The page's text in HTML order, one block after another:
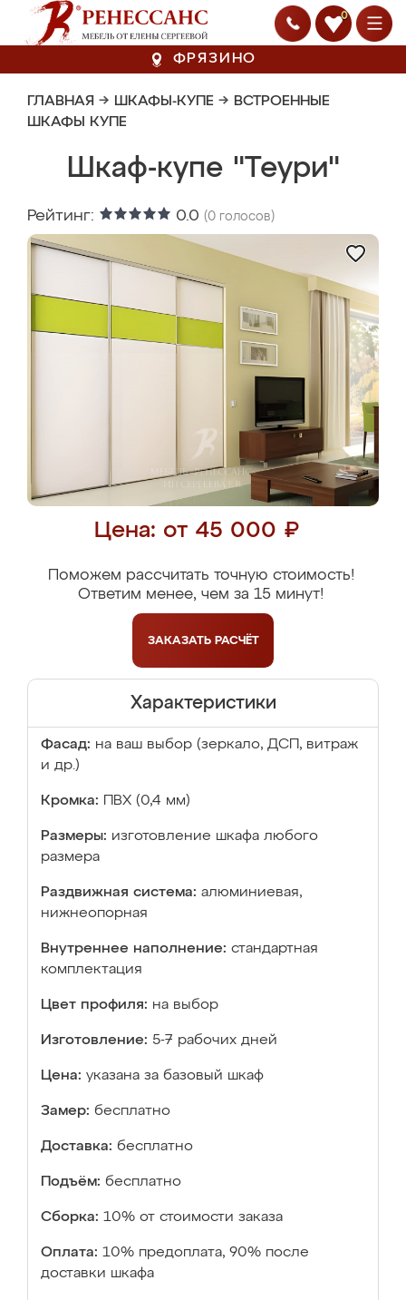
0
ФРЯЗИНО
ГЛАВНАЯ → ШКАФЫ-КУПЕ → ВСТРОЕННЫЕ
ШКАФЫ КУПЕ
Шкаф-купе "Теури"
Рейтинг: 0.0 (0 голосов)
Цена: от 45 000 ₽
Поможем рассчитать точную стоимость!
Ответим менее, чем за 15 минут!
ЗАКАЗАТЬ РАСЧЁТ
Характеристики
Фасад: на ваш выбор (зеркало, ДСП, витраж
и др.)
Кромка: ПВХ (0,4 мм)
Размеры: изготовление шкафа любого
размера
Раздвижная система: алюминиевая,
нижнеопорная
Внутреннее наполнение: стандартная
комплектация
Цвет профиля: на выбор
Изготовление: 5-7 рабочих дней
Цена: указана за базовый шкаф
Замер: бесплатно
Доставка: бесплатно
Подъём: бесплатно
Сборка: 10% от стоимости заказа
Оплата: 10% предоплата, 90% после
доставки шкафа